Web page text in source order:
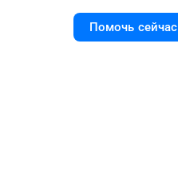
Помочь сейчас